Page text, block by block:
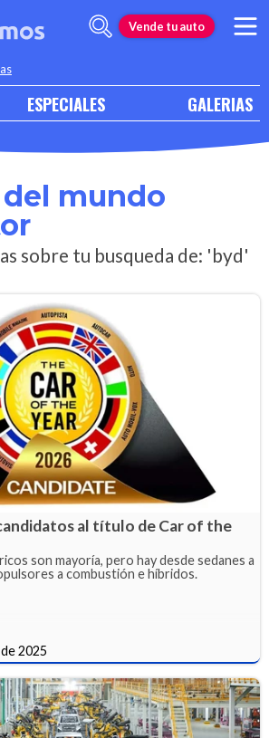
Vende tu auto
ESPECIALES GALERIAS
mundo
sobre tu busqueda de: 'byd'
al título de Car of the
son mayoría, pero hay desde sedanes a
a combustión e híbridos.
2025